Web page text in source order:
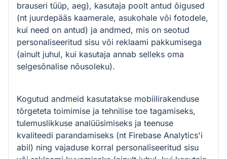
brauseri tüüp, aeg), kasutaja poolt antud õigused
(nt juurdepääs kaamerale, asukohale või fotodele,
kui need on antud) ja andmed, mis on seotud
personaliseeritud sisu või reklaami pakkumisega
(ainult juhul, kui kasutaja annab selleks oma
selgesõnalise nõusoleku).
Kogutud andmeid kasutatakse mobiilirakenduse
tõrgeteta toimimise ja tehnilise toe tagamiseks,
tulemuslikkuse analüüsimiseks ja teenuse
kvaliteedi parandamiseks (nt Firebase Analytics'i
abil) ning vajaduse korral personaliseeritud sisu